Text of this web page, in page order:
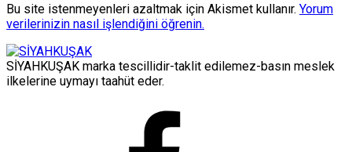
Bu site istenmeyenleri azaltmak için Akismet kullanır. Yorum
verilerinizin nasıl işlendiğini öğrenin.
SİYAHKUŞAK marka tescillidir-taklit edilemez-basın meslek
ilkelerine uymayı taahüt eder.